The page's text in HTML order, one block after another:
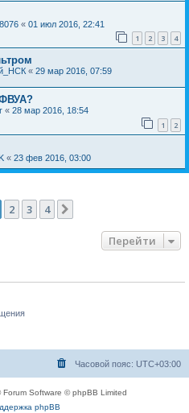
« 01 июл 2016, 22:41
1 2 3 4
« 29 мар 2016, 07:59
« 28 мар 2016, 18:54
1 2
« 23 фев 2016, 03:00
2 3 4
Перейти
Часовой пояс: UTC+03:00
Forum Software © phpBB Limited
phpBB